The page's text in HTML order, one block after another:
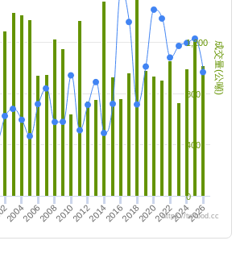
成交量(公噸)
200420062008201020122014201620182020202220242026
0
400
800
1,200
https://twfood.cc